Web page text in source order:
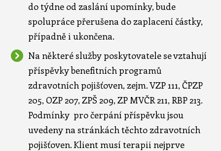
do týdne od zaslání upomínky, bude
spolupráce přerušena do zaplacení částky,
případně i ukončena.
Na některé služby poskytovatele se vztahují
příspěvky benefitních programů
zdravotních pojišťoven, zejm. VZP 111, ČPZP
205, OZP 207, ZPŠ 209, ZP MVČR 211, RBP 213.
Podmínky pro čerpání příspěvku jsou
uvedeny na stránkách těchto zdravotních
pojišťoven. Klient musí terapii nejprve